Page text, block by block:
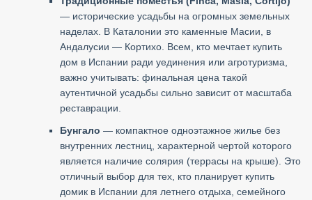
— исторические усадьбы на огромных земельных
наделах. В Каталонии это каменные Масии, в
Андалусии — Кортихо. Всем, кто мечтает купить
дом в Испании ради уединения или агротуризма,
важно учитывать: финальная цена такой
аутентичной усадьбы сильно зависит от масштаба
реставрации.
Бунгало — компактное одноэтажное жилье без
внутренних лестниц, характерной чертой которого
является наличие солярия (террасы на крыше). Это
отличный выбор для тех, кто планирует купить
домик в Испании для летнего отдыха, семейного